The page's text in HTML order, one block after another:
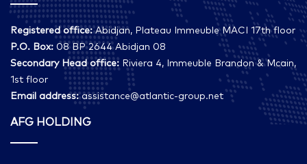
Registered office:Abidjan, Plateau Immeuble MACI 17th floor
P.O. Box: 08 BP 2644 Abidjan 08
Secondary Head office: Riviera 4, Immeuble Brandon & Mcain,
1st floor
Email address:assistance@atlantic-group.net
AFG HOLDING